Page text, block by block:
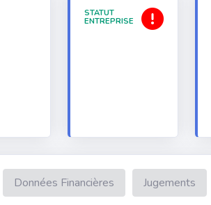
STATUT
ENTREPRISE
Données Financières Jugements